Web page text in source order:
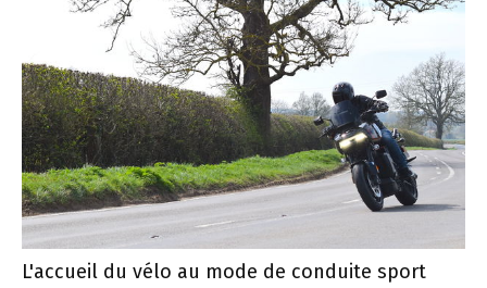
L'accueil du vélo au mode de conduite sport